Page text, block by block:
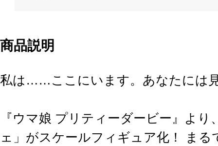
商品説明
私は……ここにいます。あなたには
『ウマ娘 プリティーダービー』よ
ェ」がスケールフィギュア化！ ま